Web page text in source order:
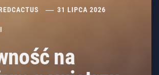
31 LIPCA 2026
na